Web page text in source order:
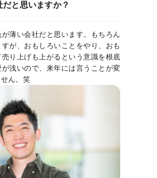
と思いますか？
薄い会社だと思います。もちろん
が、おもしろいことをやり、おも
売り上げも上がるという意識を根底
浅いので、来年には言うことが変
ん。笑